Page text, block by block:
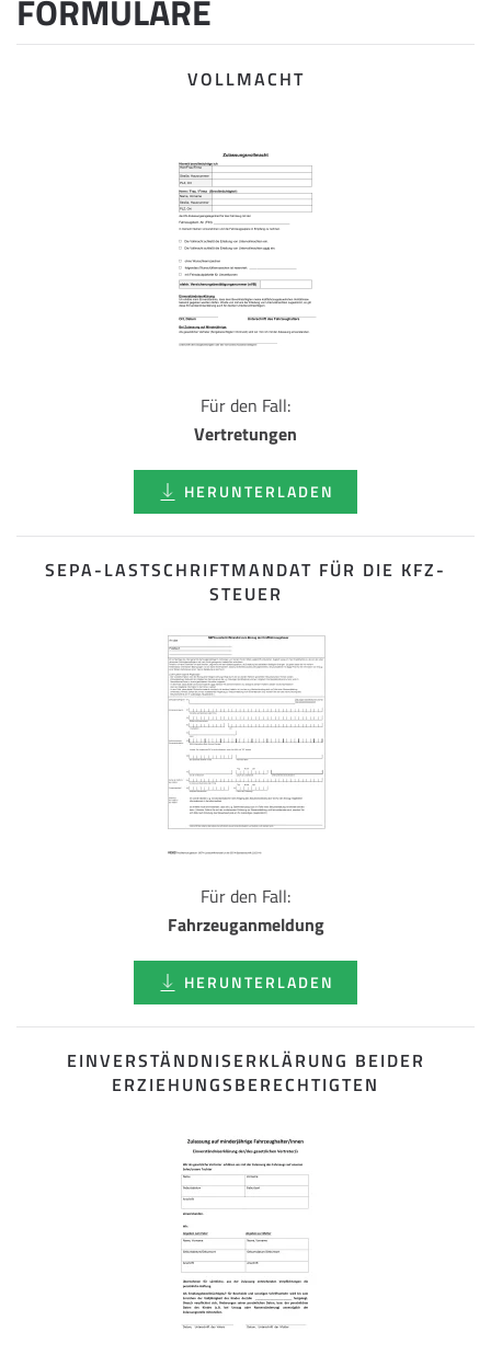
FORMULARE
VOLLMACHT
Für den Fall:
Vertretungen
HERUNTERLADEN
SEPA-LASTSCHRIFT­MANDAT FÜR DIE KFZ-
STEUER
Für den Fall:
Fahrzeuganmeldung
HERUNTERLADEN
EINVERSTÄNDNISERKLÄRUNG BEIDER
ERZIEHUNGSBERECHTIGTEN